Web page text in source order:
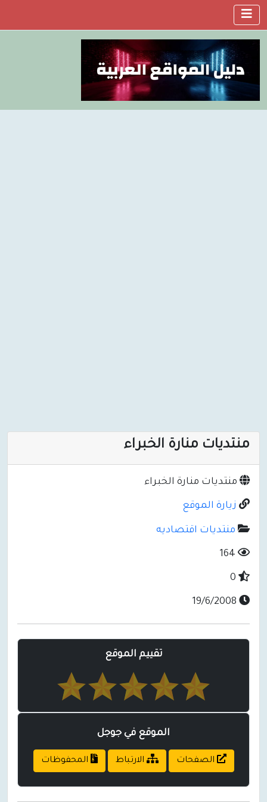
منتديات منارة الخبراء
منتديات منارة الخبراء
زيارة الموقع
منتديات اقتصاديه
تقييم الموقع
الموقع في جوجل
الصفحات الارتباط المحفوظات